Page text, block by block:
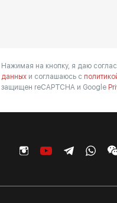
Нажимая на кнопку, я даю
данных и соглашаюсь с
защищен reCAPTCHA и Google